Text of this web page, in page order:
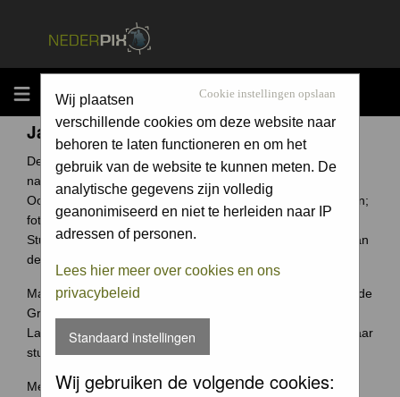
MENU Cookie instellingen opslaan
Wij plaatsen
verschillende cookies om deze website naar
behoren te laten functioneren en om het
gebruik van de website te kunnen meten. De
analytische gegevens zijn volledig
geanonimiseerd en niet te herleiden naar IP
adressen of personen.
Lees hier meer over cookies en ons
privacybeleid
Standaard instellingen
Wij gebruiken de volgende cookies:
Jaarcompetitie
De Groene Camera is een fotowedstrijd voor elke
natuurfotograaf uit Nederland en België.
Ook jouw foto archief bevat ongetwijfeld verborgen schatten;
foto's waar je trots op bent.
Stuur ze in en wie weet win jij de Groene Camera of een van
de vele andere prijzen.
Maak je je meeste foto's in Nederland of België? Dan past de
Groene Camera helemaal bij jou.
Laat je mooiste foto's niet 'verstoffen' op je harde schijf, maar
stuur je foto's in voor de Groene Camera!
Meer weten over deze wedstrijd ga naar